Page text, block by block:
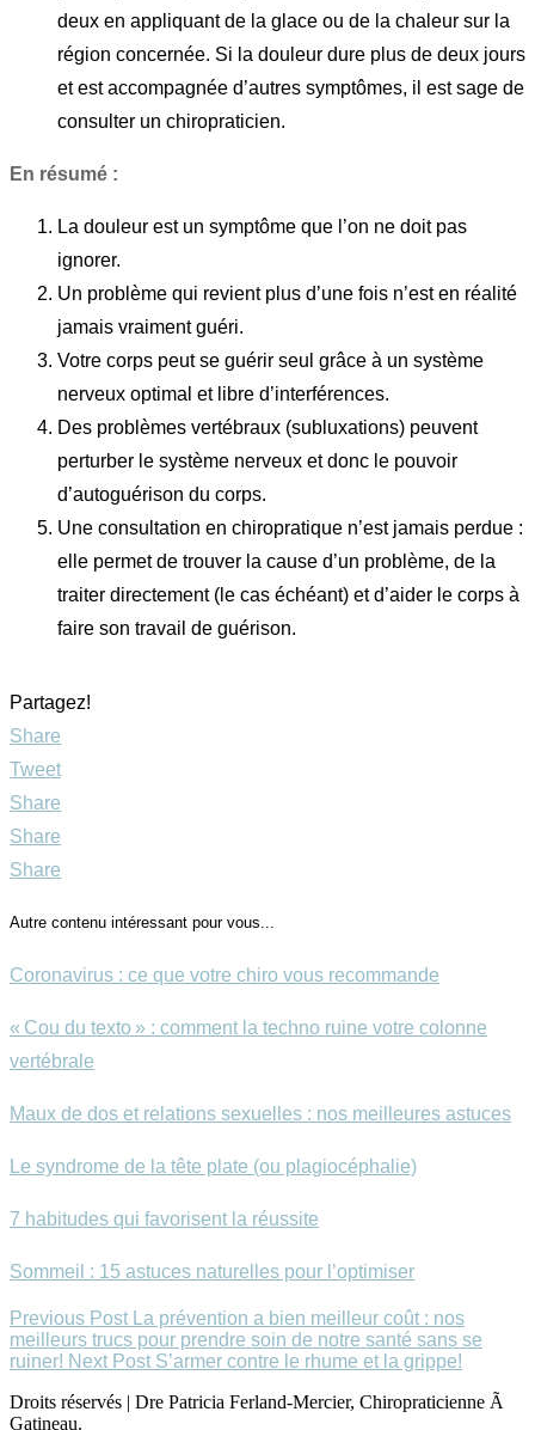
deux en appliquant de la glace ou de la chaleur sur la
région concernée. Si la douleur dure plus de deux jours
et est accompagnée d’autres symptômes, il est sage de
consulter un chiropraticien.
En résumé :
La douleur est un symptôme que l’on ne doit pas
ignorer.
Un problème qui revient plus d’une fois n’est en réalité
jamais vraiment guéri.
Votre corps peut se guérir seul grâce à un système
nerveux optimal et libre d’interférences.
Des problèmes vertébraux (subluxations) peuvent
perturber le système nerveux et donc le pouvoir
d’autoguérison du corps.
Une consultation en chiropratique n’est jamais perdue :
elle permet de trouver la cause d’un problème, de la
traiter directement (le cas échéant) et d’aider le corps à
faire son travail de guérison.
Partagez!
Share
Tweet
Share
Share
Share
Autre contenu intéressant pour vous...
Coronavirus : ce que votre chiro vous recommande
« Cou du texto » : comment la techno ruine votre colonne
vertébrale
Maux de dos et relations sexuelles : nos meilleures astuces
Le syndrome de la tête plate (ou plagiocéphalie)
7 habitudes qui favorisent la réussite
Sommeil : 15 astuces naturelles pour l’optimiser
Previous Post
La prévention a bien meilleur coût : nos
meilleurs trucs pour prendre soin de notre santé sans se
ruiner! Next Post S’armer contre le rhume et la grippe!
Droits réservés | Dre Patricia Ferland-Mercier, Chiropraticienne Ã
Gatineau.